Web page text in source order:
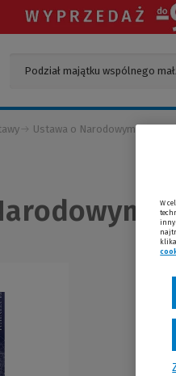
Ustawa o Narodowym Banku
W